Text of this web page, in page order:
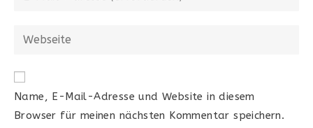
Name, E-Mail-Adresse und Website in diesem
Browser für meinen nächsten Kommentar speichern.